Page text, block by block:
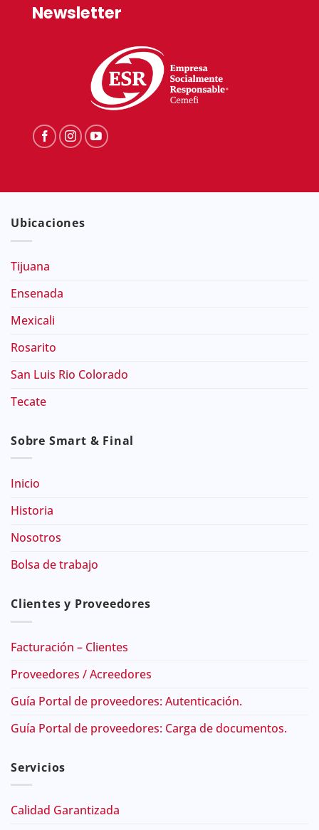
Newsletter
Ubicaciones
Tijuana
Ensenada
Mexicali
Rosarito
San Luis Rio Colorado
Tecate
Sobre Smart & Final
Inicio
Historia
Nosotros
Bolsa de trabajo
Clientes y Proveedores
Facturación – Clientes
Proveedores / Acreedores
Guía Portal de proveedores: Autenticación.
Guía Portal de proveedores: Carga de documentos.
Servicios
Calidad Garantizada